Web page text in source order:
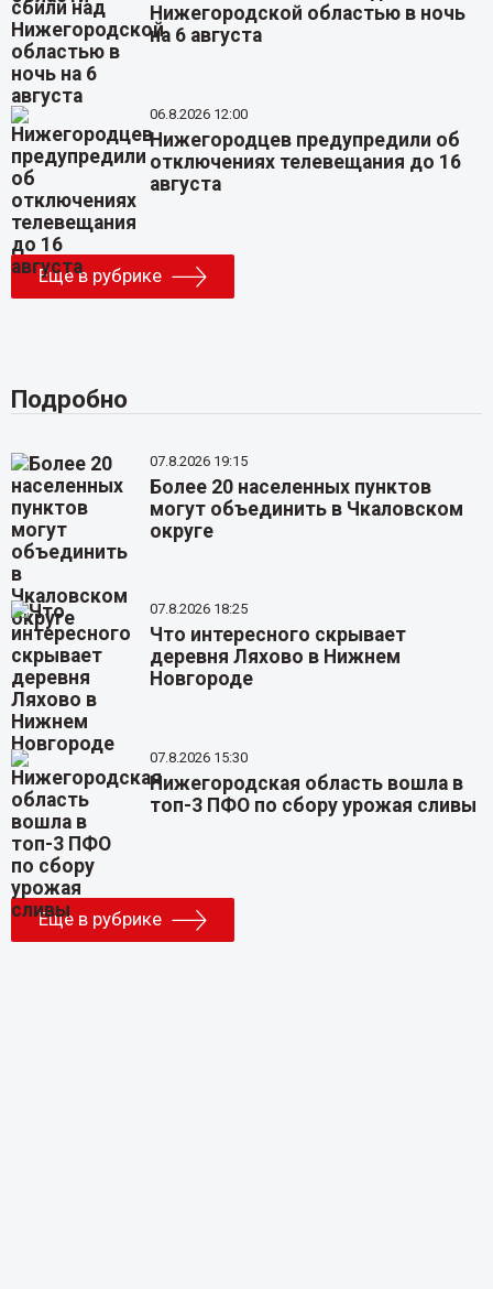
Нижегородской областью в ночь
на 6 августа
06.8.2026 12:00
Нижегородцев предупредили об
отключениях телевещания до 16
августа
Еще в рубрике
Подробно
07.8.2026 19:15
Более 20 населенных пунктов
могут объединить в Чкаловском
округе
07.8.2026 18:25
Что интересного скрывает
деревня Ляхово в Нижнем
Новгороде
07.8.2026 15:30
Нижегородская область вошла в
топ-3 ПФО по сбору урожая сливы
Еще в рубрике